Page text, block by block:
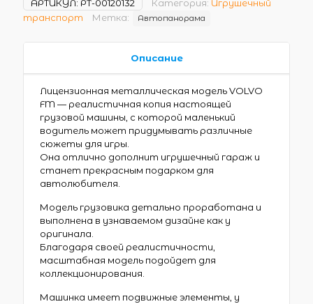
АРТИКУЛ: РТ-00120132 Категория: Игрушечный
транспорт
Метка: Автопанорама
Описание
Лицензионная металлическая модель VOLVO
FM — реалистичная копия настоящей
грузовой машины, с которой маленький
водитель может придумывать различные
сюжеты для игры.
Она отлично дополнит игрушечный гараж и
станет прекрасным подарком для
автолюбителя.
Модель грузовика детально проработана и
выполнена в узнаваемом дизайне как у
оригинала.
Благодаря своей реалистичности,
масштабная модель подойдет для
коллекционирования.
Машинка имеет подвижные элементы, у